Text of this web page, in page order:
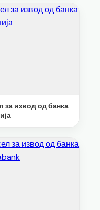
за извод од банка